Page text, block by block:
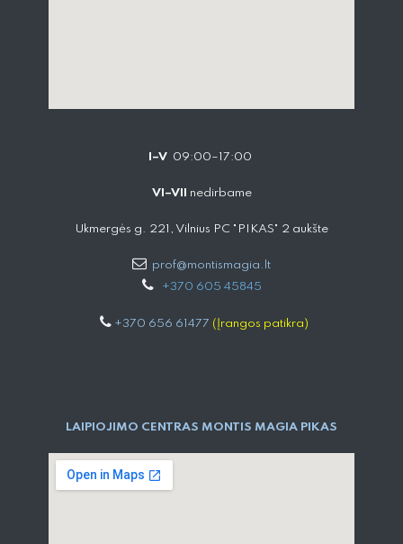
I–V 09:00–17:00
VI–VII nedirbame
Ukmergės g. 221, Vilnius PC "PIKAS" 2 aukšte
prof@montismagia.lt
+370 605 4584​5
+370 656 61477 (Įrangos patikra)
LAIPIOJIMO CENTRAS MONTIS MAGIA PIKAS